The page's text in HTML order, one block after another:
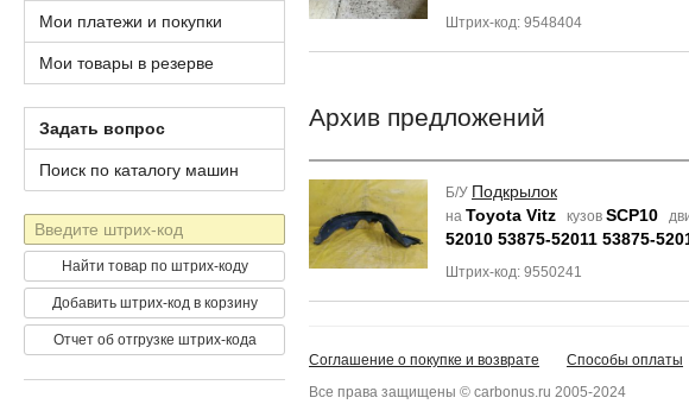
Штрих-код: 9548404
Архив предложений
Б/У Подкрылок
на Toyota Vitz кузов SCP10
52010 53875-52011 53875-
Штрих-код: 9550241
Мои платежи и покупки
Мои товары в резерве
Задать вопрос
Поиск по каталогу машин
Штрих-
код
Найти товар по штрих-коду
Добавить штрих-код в корзину
Отчет об отгрузке штрих-кода
Соглашение о покупке и возврате
Способы оплаты
Все права защищены © carbonus.ru 2005-2024